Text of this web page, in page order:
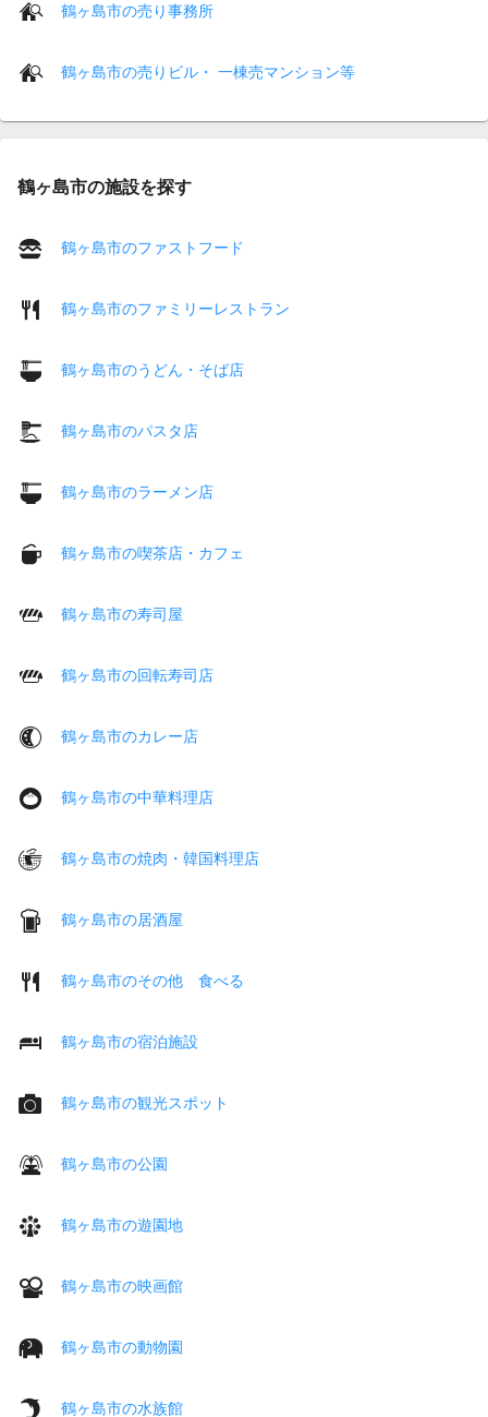
鶴ヶ島市の売り事務所
鶴ヶ島市の売りビル・ 一棟売マンション等
鶴ヶ島市の施設を探す
鶴ヶ島市のファストフード
鶴ヶ島市のファミリーレストラン
鶴ヶ島市のうどん・そば店
鶴ヶ島市のパスタ店
鶴ヶ島市のラーメン店
鶴ヶ島市の喫茶店・カフェ
鶴ヶ島市の寿司屋
鶴ヶ島市の回転寿司店
鶴ヶ島市のカレー店
鶴ヶ島市の中華料理店
鶴ヶ島市の焼肉・韓国料理店
鶴ヶ島市の居酒屋
鶴ヶ島市のその他 食べる
鶴ヶ島市の宿泊施設
鶴ヶ島市の観光スポット
鶴ヶ島市の公園
鶴ヶ島市の遊園地
鶴ヶ島市の映画館
鶴ヶ島市の動物園
鶴ヶ島市の水族館